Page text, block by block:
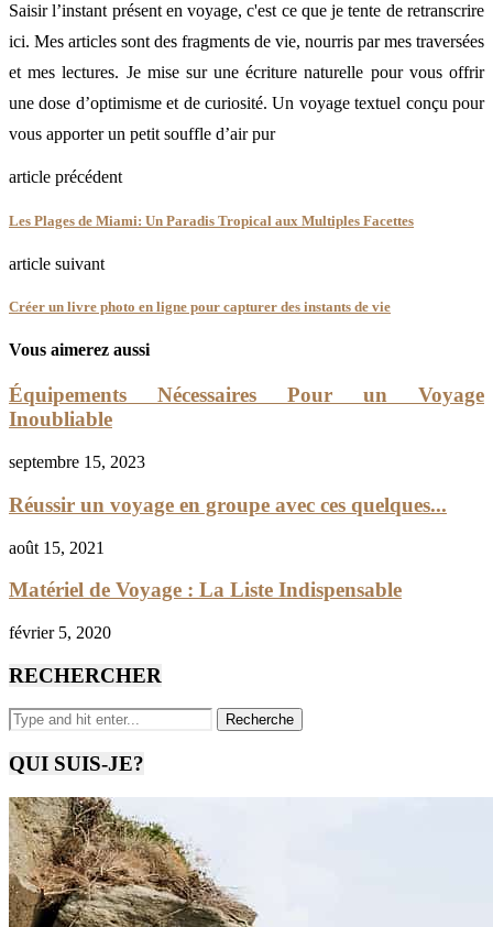
Saisir l’instant présent en voyage, c'est ce que je tente de retranscrire
ici. Mes articles sont des fragments de vie, nourris par mes traversées
et mes lectures. Je mise sur une écriture naturelle pour vous offrir
une dose d’optimisme et de curiosité. Un voyage textuel conçu pour
vous apporter un petit souffle d’air pur
article précédent
Les Plages de Miami: Un Paradis Tropical aux Multiples Facettes
article suivant
Créer un livre photo en ligne pour capturer des instants de vie
Vous aimerez aussi
Équipements Nécessaires Pour un Voyage
Inoubliable
septembre 15, 2023
Réussir un voyage en groupe avec ces quelques...
août 15, 2021
Matériel de Voyage : La Liste Indispensable
février 5, 2020
RECHERCHER
QUI SUIS-JE?